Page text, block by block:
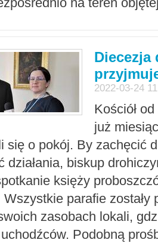
Diecezja
2022-03-24
Kościół
już
się o pokój. By zachęcić
działania, biskup
księży
parafie zostały
zasobach lokali,
Podobną